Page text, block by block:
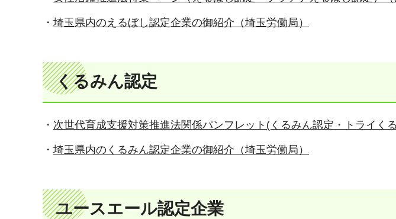
・ 埼玉県内のえるぼし認定企業の御紹介（埼玉労働局）
くるみん認定
・ 次世代育成支援対策推進法関係パンフレット(くるみん認定・トライく
・ 埼玉県内のくるみん認定企業の御紹介（埼玉労働局）
ユースエール認定企業